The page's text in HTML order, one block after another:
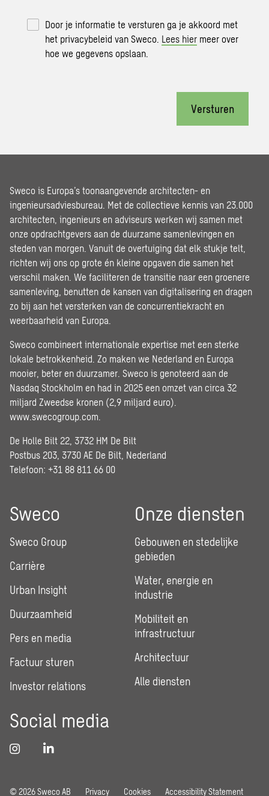
Door je informatie te versturen ga je akkoord met
het privacybeleid van Sweco. Lees hier meer over
hoe we gegevens opslaan.
Versturen
Sweco is Europa’s toonaangevende architecten- en
ingenieursadviesbureau. Met de collectieve kennis van 23.000
architecten, ingenieurs en adviseurs werken wij samen met
onze opdrachtgevers aan de duurzame samenlevingen en
steden van morgen. Vanuit de overtuiging dat elk stukje telt,
richten wij ons op grote én kleine opgaven die samen het
verschil maken. We faciliteren de transitie naar een groenere
samenleving, benutten de kansen van digitalisering en dragen
zo bij aan het versterken van de concurrentiekracht en
weerbaarheid van Europa.
Sweco combineert internationale expertise met een sterke
lokale betrokkenheid. Zo maken we Nederland en Europa
mooier, beter en duurzamer. Sweco is genoteerd aan de
Nasdaq Stockholm en had in 2025 een omzet van circa 32
miljard Zweedse kronen (2,9 miljard euro).
www.swecogroup.com
De Holle Bilt 22, 3732 HM De Bilt
Postbus 203, 3730 AE De Bilt, Nederland
Telefoon: +31 88 811 66 00
Sweco
Sweco Group
Carrière
Urban Insight
Duurzaamheid
Pers en media
Factuur sturen
Investor relations
Onze diensten
Gebouwen en stedelijke
gebieden
Water, energie en
industrie
Mobiliteit en
infrastructuur
Architectuur
Alle diensten
Social media
© 2026 Sweco AB Privacy Cookies Accessibility Statement